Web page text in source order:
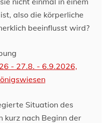
also die körperliche
beeinflusst wird?
Situation des
kurz nach Beginn der